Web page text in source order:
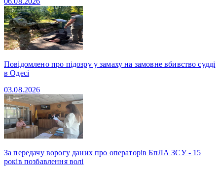
Повідомлено про підозру у замаху на замовне вбивство судді
в Одесі
03.08.2026
За передачу ворогу даних про операторів БпЛА ЗСУ - 15
років позбавлення волі